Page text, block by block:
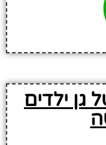
גן ילדים